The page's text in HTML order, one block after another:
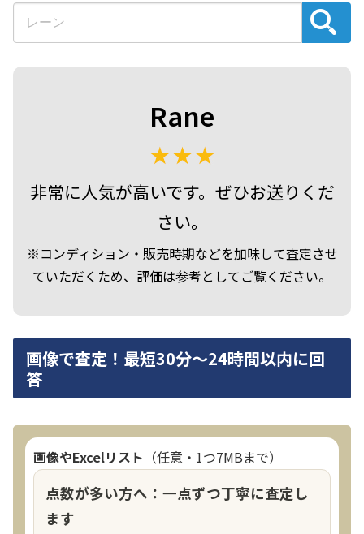
Rane
非常に人気が高いです。ぜひお送りくだ
さい。
※コンディション・販売時期などを加味して査定させ
ていただくため、評価は参考としてご覧ください。
画像で査定！最短30分～24時間以内に回
答
画像やExcelリスト （任意・1つ7MBまで）
点数が多い方へ：一点ずつ丁寧に査定し
ます